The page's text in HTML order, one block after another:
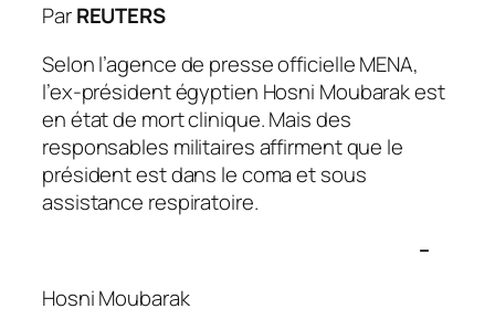
ParREUTERS
Selon l’agence de presse officielle MENA,
l’ex-président égyptien Hosni Moubarak est
en état de mort clinique. Mais des
responsables militaires affirment que le
président est dans le coma et sous
assistance respiratoire.
Hosni Moubarak
–